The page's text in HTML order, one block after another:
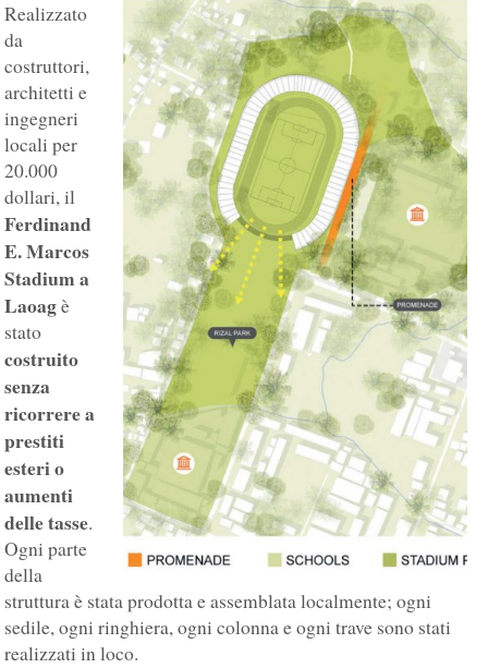
Realizzato
da
costruttori,
architetti e
ingegneri
locali per
20.000
dollari, il
Ferdinand
E. Marcos
Stadium a
Laoagè
stato
costruito
senza
ricorrere a
prestiti
esteri o
aumenti
delle tasse.
Ogni parte
della
struttura è stata prodotta e assemblata localmente; ogni
sedile, ogni ringhiera, ogni colonna e ogni trave sono stati
realizzati in loco.